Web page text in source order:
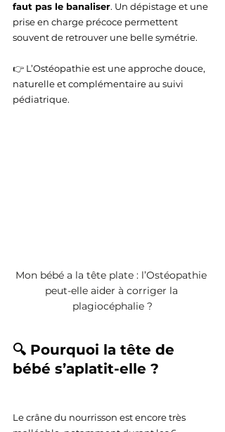
faut pas le banaliser. Un dépistage et une
prise en charge précoce permettent
souvent de retrouver une belle symétrie.
👉 L’Ostéopathie est une approche douce,
naturelle et complémentaire au suivi
pédiatrique.
Mon bébé a la tête plate : l’Ostéopathie
peut-elle aider à corriger la
plagiocéphalie ?
🔍 Pourquoi la tête de
bébé s’aplatit-elle ?
Le crâne du nourrisson est encore très